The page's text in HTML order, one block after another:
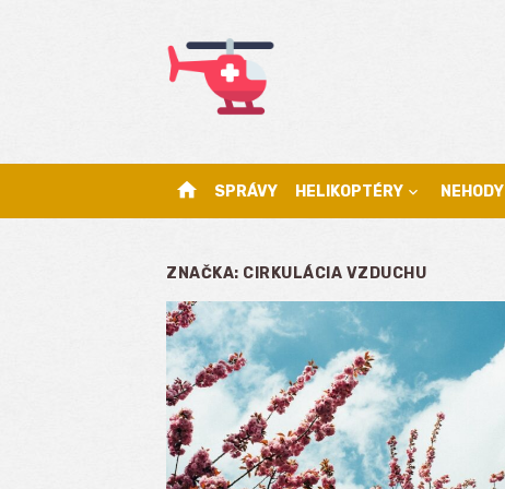
home SPRÁVY HELIKOPTÉRY NEHODY
ZNAČKA: CIRKULÁCIA VZDUCHU